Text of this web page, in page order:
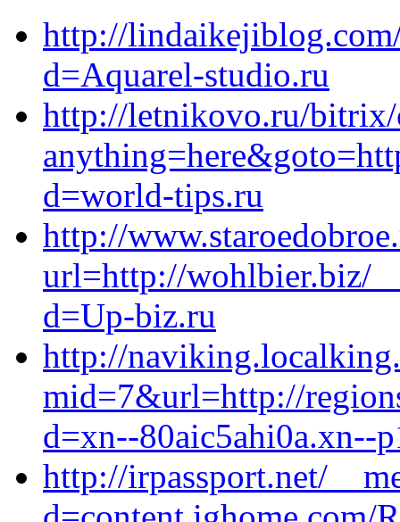
http://
d=Aquarel-studio.ru
http://letnikovo.ru/
d=world-tips.ru
http://
url=http://wohlbier.biz/
d=Up-biz.ru
http://
mid=7&url=http://
d=xn--80aic5ahi0a.xn--
http://irpassport.net/